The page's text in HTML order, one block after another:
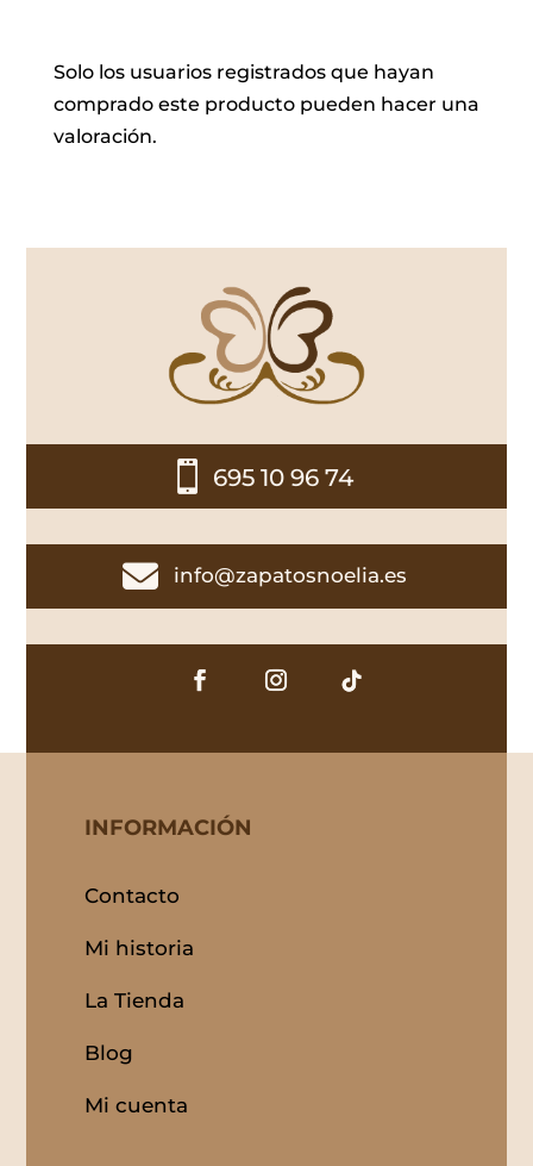
Solo los usuarios registrados que hayan
comprado este producto pueden hacer una
valoración.
 695 10 96 74
 info@zapatosnoelia.es
INFORMACIÓN
Contacto
Mi historia
La Tienda
Blog
Mi cuenta